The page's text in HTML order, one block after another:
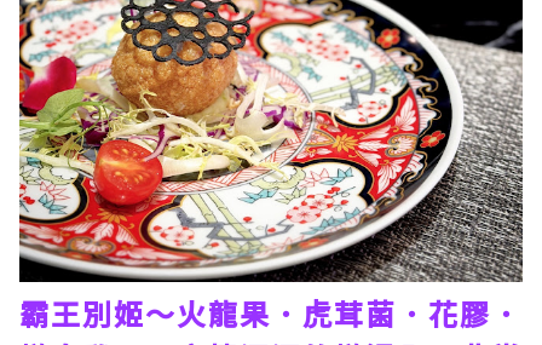
霸王別姬～火龍果．虎茸菌．花膠．